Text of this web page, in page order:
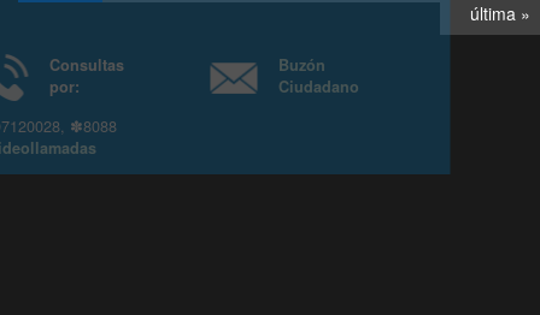
última »
6007120028, ✽8088
yVideollamadas